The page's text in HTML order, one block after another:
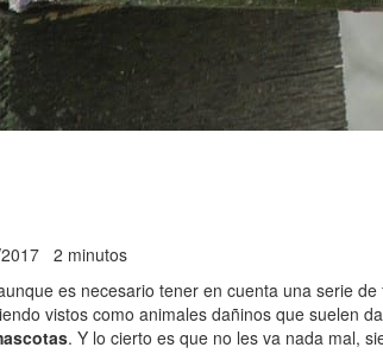
2 minutos
es necesario tener en cuenta una serie de
vistos como animales dañinos que suelen
. Y lo cierto es que no les va nada mal,